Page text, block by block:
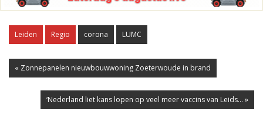
Leiden Regio corona LUMC
« Zonnepanelen nieuwbouwwoning Zoeterwoude in brand
‘Nederland liet kans lopen op veel meer vaccins van Leids... »